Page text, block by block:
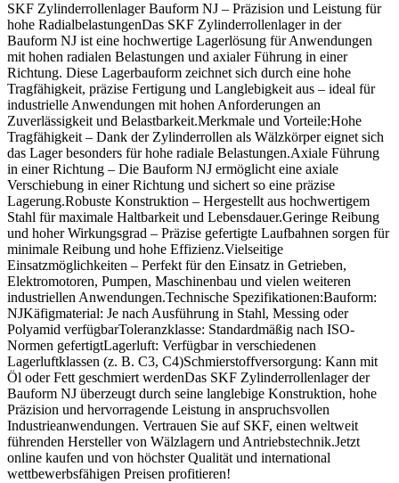
SKF Zylinderrollenlager Bauform NJ – Präzision und Leistung für
hohe RadialbelastungenDas SKF Zylinderrollenlager in der
Bauform NJ ist eine hochwertige Lagerlösung für Anwendungen
mit hohen radialen Belastungen und axialer Führung in einer
Richtung. Diese Lagerbauform zeichnet sich durch eine hohe
Tragfähigkeit, präzise Fertigung und Langlebigkeit aus – ideal für
industrielle Anwendungen mit hohen Anforderungen an
Zuverlässigkeit und Belastbarkeit.Merkmale und Vorteile:Hohe
Tragfähigkeit – Dank der Zylinderrollen als Wälzkörper eignet sich
das Lager besonders für hohe radiale Belastungen.Axiale Führung
in einer Richtung – Die Bauform NJ ermöglicht eine axiale
Verschiebung in einer Richtung und sichert so eine präzise
Lagerung.Robuste Konstruktion – Hergestellt aus hochwertigem
Stahl für maximale Haltbarkeit und Lebensdauer.Geringe Reibung
und hoher Wirkungsgrad – Präzise gefertigte Laufbahnen sorgen für
minimale Reibung und hohe Effizienz.Vielseitige
Einsatzmöglichkeiten – Perfekt für den Einsatz in Getrieben,
Elektromotoren, Pumpen, Maschinenbau und vielen weiteren
industriellen Anwendungen.Technische Spezifikationen:Bauform:
NJKäfigmaterial: Je nach Ausführung in Stahl, Messing oder
Polyamid verfügbarToleranzklasse: Standardmäßig nach ISO-
Normen gefertigtLagerluft: Verfügbar in verschiedenen
Lagerluftklassen (z. B. C3, C4)Schmierstoffversorgung: Kann mit
Öl oder Fett geschmiert werdenDas SKF Zylinderrollenlager der
Bauform NJ überzeugt durch seine langlebige Konstruktion, hohe
Präzision und hervorragende Leistung in anspruchsvollen
Industrieanwendungen. Vertrauen Sie auf SKF, einen weltweit
führenden Hersteller von Wälzlagern und Antriebstechnik.Jetzt
online kaufen und von höchster Qualität und international
wettbewerbsfähigen Preisen profitieren!